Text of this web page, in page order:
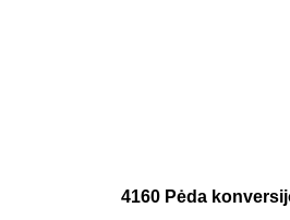
4160 Pėda